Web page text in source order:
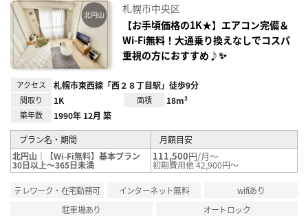
録
札幌市中央区
【お手頃価格の1K★】エアコン完備＆
Wi-Fi無料！大通乗り換えなしでコスパ
重視の方におすすめ♪✨
アクセス 札幌市東西線「西２８丁目駅」徒歩9分
間取り 1K 面積 18m²
築年数 1990年 12月 築
プラン名・期間
月額目安
北円山｜【Wi-Fi無料】基本プラン
30日以上～365日未満
111,500円/月～
初期費用他 42,900円～
テレワーク・在宅勤務可 インターネット無料
wifiあり
駐車場あり
オートロック